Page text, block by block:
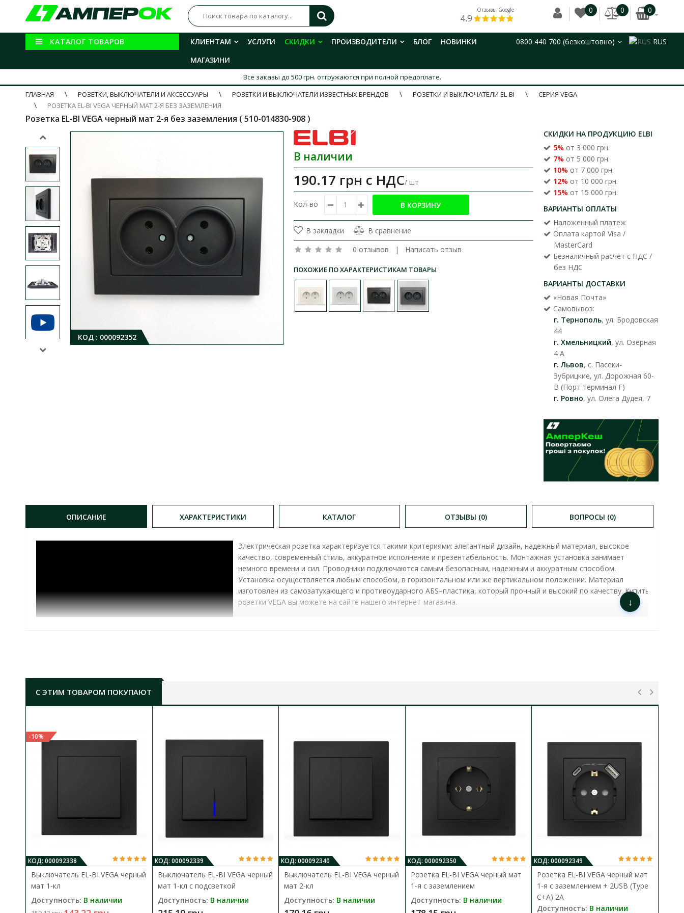
Отзывы Google
4.9
0 0 0
КАТАЛОГ ТОВАРОВ КЛИЕНТАМ УСЛУГИ СКИДКИ ПРОИЗВОДИТЕЛИ БЛОГ
НОВИНКИ
МАГАЗИНИ
0800 440 700 (безкоштовно) RUS
Все заказы до 500 грн. отгружаются при полной предоплате.
ГЛАВНАЯ
РОЗЕТКИ, ВЫКЛЮЧАТЕЛИ И АКСЕССУАРЫ РОЗЕТКИ И ВЫКЛЮЧАТЕЛИ ИЗВЕСТНЫХ БРЕНДОВ РОЗЕТКИ И ВЫКЛЮЧАТЕЛИ EL-BI
СЕРИЯ VEGA
РОЗЕТКА EL-BI VEGA ЧЕРНЫЙ МАТ 2-Я БЕЗ ЗАЗЕМЛЕНИЯ
Розетка EL-BI VEGA черный мат 2-я без заземления ( 510-014830-908 )
КОД : 000092352
В наличии
190.17 грн с НДС/ шт
Кол-во
В закладки
В сравнение
0 отзывов | Написать отзыв
ПОХОЖИЕ ПО ХАРАКТЕРИСТИКАМ ТОВАРЫ
СКИДКИ НА ПРОДУКЦИЮ ELBI
5% от 3 000 грн.
7% от 5 000 грн.
10% от 7 000 грн.
12% от 10 000 грн.
15% от 15 000 грн.
ВАРИАНТЫ ОПЛАТЫ
Наложенный платеж
Оплата картой Visa /
MasterCard
Безналичный расчет с НДС /
без НДС
ВАРИАНТЫ ДОСТАВКИ
«Новая Почта»
Самовывоз:
г. Тернополь, ул. Бродовская
44
г. Хмельницкий, ул. Озерная
4 А
г. Львов, с. Пасеки-
Зубрицкие, ул. Дорожная 60-
В (Порт терминал F)
г. Ровно, ул. Олега Дудея, 7
ОПИСАНИЕ ХАРАКТЕРИСТИКИ КАТАЛОГ ОТЗЫВЫ (0) ВОПРОСЫ (0)
Электрическая розетка характеризуется такими критериями: элегантный дизайн, надежный материал, высокое
качество, современный стиль, аккуратное исполнение и презентабельность. Монтажная установка занимает
немного времени и сил. Проводники подключаются самым безопасным, надежным и аккуратным способом.
Установка осуществляется любым способом, в горизонтальном или же вертикальном положении. Материал
изготовлен из самозатухающего и противоударного АБS–пластика, который прочный и высокий по качеству. Купить
розетки VEGA вы можете на сайте нашего интернет-магазина.
↓
С ЭТИМ ТОВАРОМ ПОКУПАЮТ
-10%
КОД: 000092338
Выключатель EL-BI VEGA черный
мат 1-кл
Доступность: В наличии
КОД: 000092339
Выключатель EL-BI VEGA черный
мат 1-кл с подсветкой
Доступность: В наличии
КОД: 000092340
Выключатель EL-BI VEGA черный
мат 2-кл
Доступность: В наличии
КОД: 000092350
Розетка EL-BI VEGA черный мат
1-я с заземлением
Доступность: В наличии
КОД: 000092349
Розетка EL-BI VEGA черный мат
1-я с заземлением + 2USB (Type
C+A) 2A
Доступность: В наличии